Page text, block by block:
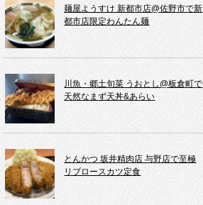
麺屋ようすけ 新都市店@佐野市で新
都市店限定わんたん麺
川魚・郷土旬菜 うおとし@板倉町で
天然なまず天丼&あらい
とんかつ 坂井精肉店 与野店で至極
リブロースカツ定食